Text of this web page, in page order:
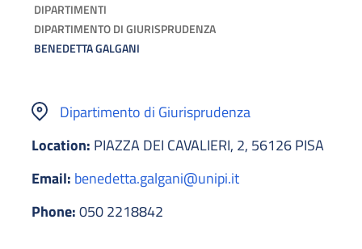
DIPARTIMENTI
DIPARTIMENTO DI GIURISPRUDENZA
BENEDETTA GALGANI
Dipartimento di Giurisprudenza
Location: PIAZZA DEI CAVALIERI, 2, 56126 PISA
Email: benedetta.galgani@unipi.it
Phone:050 2218842